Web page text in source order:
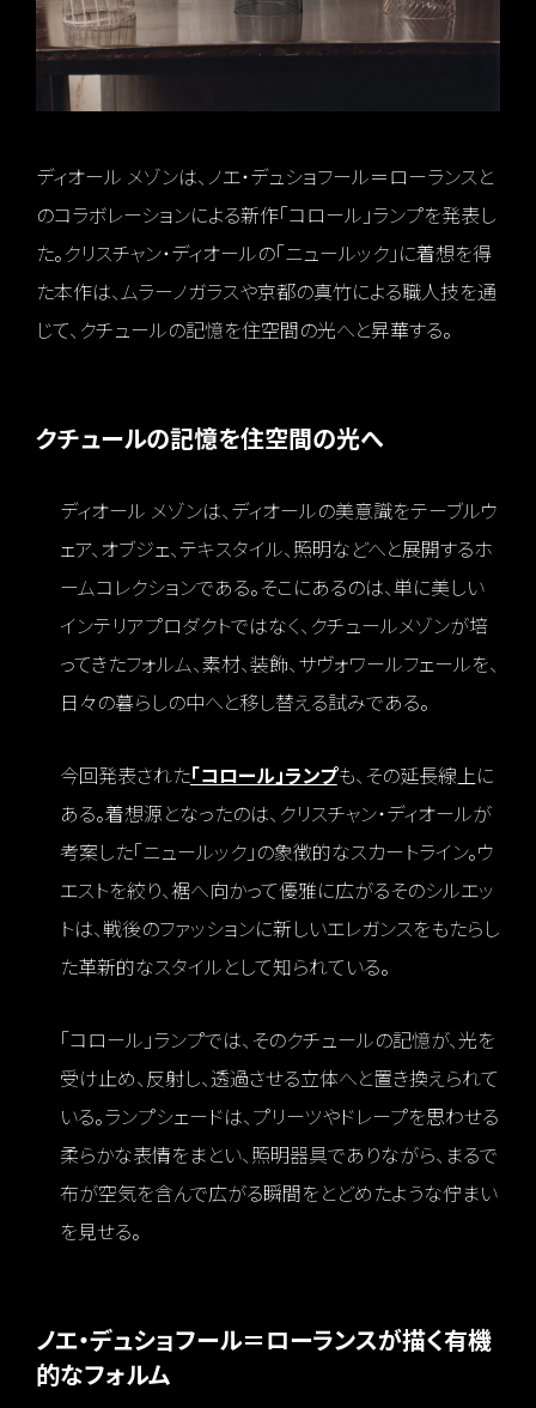
ディオール メゾンは、ノエ・デュショフール＝ローランスと
のコラボレーションによる新作「コロール」ランプを発表し
た。クリスチャン・ディオールの「ニュールック」に着想を得
た本作は、ムラーノガラスや京都の真竹による職人技を通
じて、クチュールの記憶を住空間の光へと昇華する。
クチュールの記憶を住空間の光へ
ディオール メゾンは、ディオールの美意識をテーブルウ
ェア、オブジェ、テキスタイル、照明などへと展開するホ
ームコレクションである。そこにあるのは、単に美しい
インテリアプロダクトではなく、クチュールメゾンが培
ってきたフォルム、素材、装飾、サヴォワールフェールを、
日々の暮らしの中へと移し替える試みである。
今回発表された「コロール」ランプも、その延長線上に
ある。着想源となったのは、クリスチャン・ディオールが
考案した「ニュールック」の象徴的なスカートライン。ウ
エストを絞り、裾へ向かって優雅に広がるそのシルエッ
トは、戦後のファッションに新しいエレガンスをもたらし
た革新的なスタイル として知られている。
「コロール」ランプでは、そのクチュールの記憶が、光を
受け止め、反射し、透過させる立体へと置き換えられて
いる。ランプシェードは、プリーツやドレープを思わせる
柔らかな表情をまとい、照明器具でありながら、まるで
布が空気を含んで広がる瞬間をとどめたような佇まい
を見せる。
ノエ・デュショフール＝ローランスが描く有機
的なフォルム